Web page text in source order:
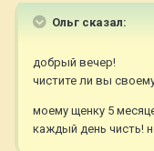
Ольг сказал:
добрый вечер!
чистите ли вы
моему щенку 5
каждый день чисть!